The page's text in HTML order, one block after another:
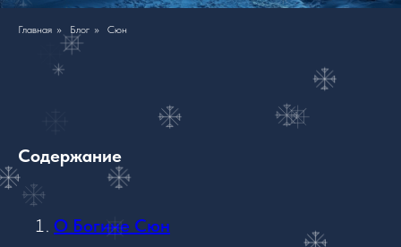
Главная » Блог » Сюн
Содержание
О Богине Сюн